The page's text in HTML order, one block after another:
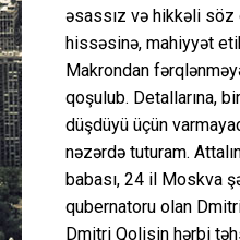
əsassız və hikkəli söz
hissəsinə, mahiyyət
Makrondan
qoşulub. Detallarına,
düşdüyü üçün
nəzərdə tuturam.
babası, 24 il Moskva
qubernatoru olan
Dmitri Qolisin hərbi